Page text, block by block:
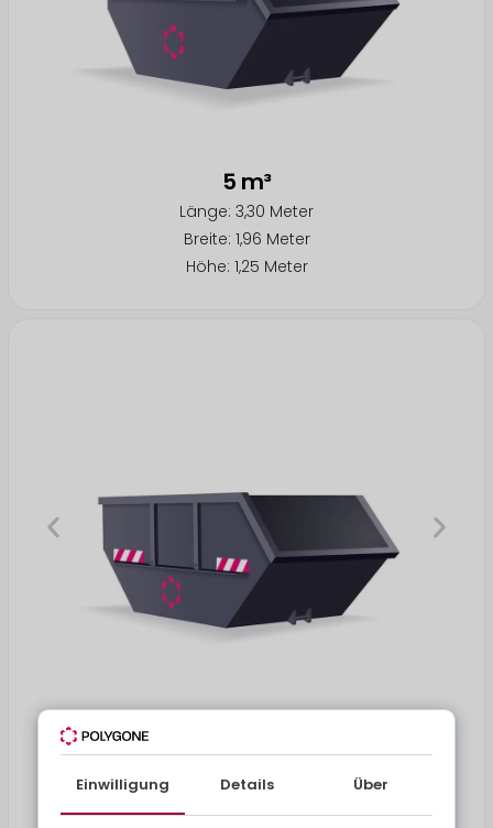
5 m³
Länge: 3,30 Meter
Breite: 1,96 Meter
Höhe: 1,25 Meter
7 m³
Länge: 3,50 Meter
Breite: 1,96 Meter
Einwilligung Details Über